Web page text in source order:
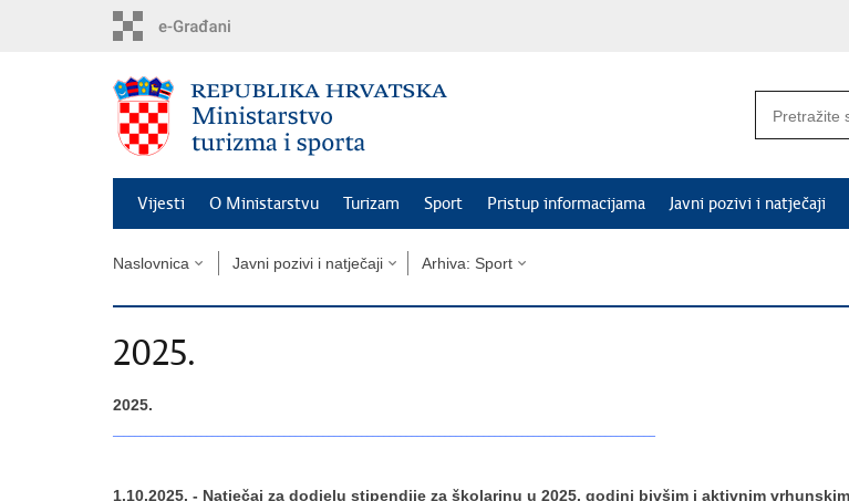
Vijesti O Ministarstvu Turizam Sport Pristup informacijama Javni pozivi i natječaji
Naslovnica Javni pozivi i natječaji Arhiva: Sport
2025.
2025.
1.10.2025. - Natječaj za dodjelu stipendije za školarinu u 2025. godini bivšim i aktivnim